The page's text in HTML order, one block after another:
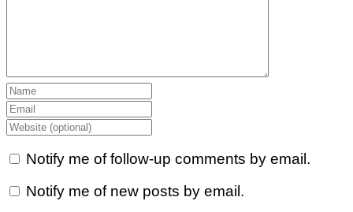
Notify me of follow-up comments by email.
Notify me of new posts by email.